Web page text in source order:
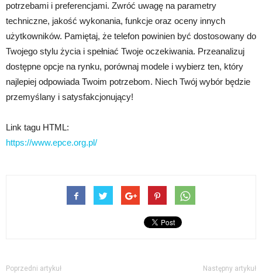
potrzebami i preferencjami. Zwróć uwagę na parametry
techniczne, jakość wykonania, funkcje oraz oceny innych
użytkowników. Pamiętaj, że telefon powinien być dostosowany do
Twojego stylu życia i spełniać Twoje oczekiwania. Przeanalizuj
dostępne opcje na rynku, porównaj modele i wybierz ten, który
najlepiej odpowiada Twoim potrzebom. Niech Twój wybór będzie
przemyślany i satysfakcjonujący!
Link tagu HTML:
https://www.epce.org.pl/
Poprzedni artykuł Następny artykuł